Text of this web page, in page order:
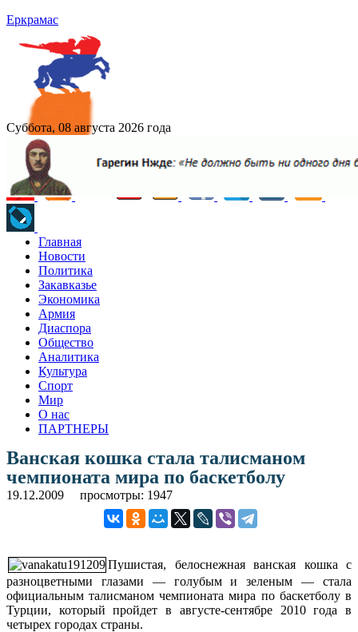
Еркрамас
Суббота, 08 августа 2026 года
Главная
Новости
Политика
Закавказье
Экономика
Армия
Диаспора
Общество
Аналитика
Культура
Спорт
Мир
О нас
ПАРТНЕРЫ
Ванская кошка стала талисманом
чемпионата мира по баскетболу
19.12.2009 просмотры: 1947
Пушистая, белоснежная ванская кошка с
разноцветными глазами — голубым и зеленым — стала
официальным талисманом чемпионата мира по баскетболу в
Турции, который пройдет в августе-сентябре 2010 года в
четырех городах страны.